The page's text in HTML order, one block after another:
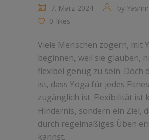
7. März 2024 by
0 likes
Viele Menschen zögern, mit
beginnen, weil sie glauben,
flexibel genug zu sein. Doch
ist, dass Yoga für jedes
zugänglich ist. Flexibilität ist
Hindernis, sondern ein Ziel,
durch regelmäßiges Üben
kannst.